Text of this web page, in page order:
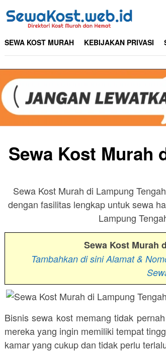
SEWA KOST MURAH KEBIJAKAN PRIVASI
Sewa Kost Murah
Sewa Kost Murah di Lampung
dengan fasilitas lengkap untuk sewa
Lampung
Sewa Kost Murah
Tambahkan di sini Alamat &
Bisnis sewa kost memang tidak
mereka yang ingin memiliki tempat
kamar yang cukup dan tidak perlu